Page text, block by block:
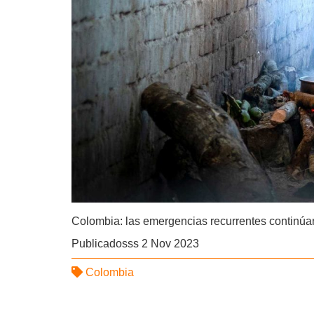
Colombia: las emergencias recurrentes
Publicadosss 2 Nov 2023
Colombia